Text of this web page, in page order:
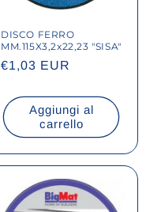
DISCO FERRO
MM.115X3,2x22,23 "SISA"
Prezzo
listino
€1,03 EUR
Aggiungi al
carrello